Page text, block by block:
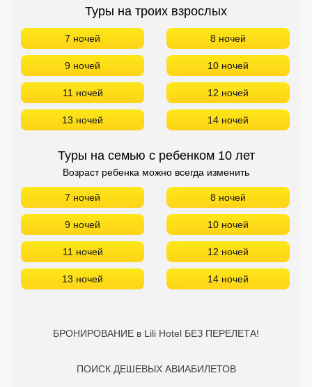
Туры на троих взрослых
7 ночей 8 ночей
9 ночей 10 ночей
11 ночей 12 ночей
13 ночей 14 ночей
Туры на семью с ребенком 10 лет
Возраст ребенка можно всегда изменить
7 ночей 8 ночей
9 ночей 10 ночей
11 ночей 12 ночей
13 ночей 14 ночей
БРОНИРОВАНИЕ в Lili Hotel БЕЗ ПЕРЕЛЕТА!
ПОИСК ДЕШЕВЫХ АВИАБИЛЕТОВ